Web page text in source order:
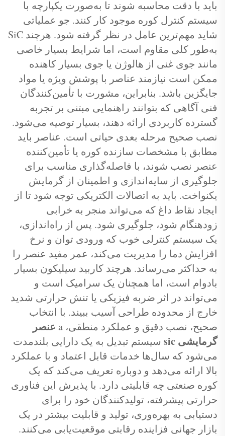
باید با دقت محاسبه شوند تا به‌صورت یکپارچه با
سیستم کنترل کوره موجود کار کنند. جو عملیاتی
شاید مهم‌ترین عامل در نظر گرفته شود. هرچند SiC
به‌طور کلی مقاوم است، اما شرایط بسیار خاصی
مانند جوی غنی از هالوژن یا جوی بسیار کاهنده
ممکن است نیازمند عناصر با پوشش ویژه یا مواد
جایگزین باشد. بنابراین، مشورت با تأمین‌کنندگان
فنی آگاهی که بتوانند راهنمایی مبتنی بر تجربه
گسترده کاربردی ارائه دهند، بسیار توصیه می‌شود.
نصب صحیح مرحله بعدی حیاتی است. عناصر باید
مطابق با مشخصات سازنده کوره یا تأمین‌کننده
عنصر نصب شوند، با فاصله‌گذاری مناسب برای
جلوگیری از سایه‌اندازی و اطمینان از گرمایش
یکنواخت. باید به اتصالات الکتریکی توجه شود تا از
ایجاد نقاط داغ که می‌تواند منجر به خرابی
زودهنگام شود، جلوگیری شود. پس از راه‌اندازی،
یک سیستم کنترلی خوب که ورودی توان و نرخ
افزایش دما را مدیریت می‌کند، عمر مفید عنصر را
به حداکثر می‌رساند. هرچند کاربید سیلیکون بسیار
بادوام است، اما همچنان یک سرامیک است و
می‌تواند در اثر ضربه فیزیکی یا تنش حرارتی شدید
خارج از محدوده طراحی آسیب ببیند. با انتخاب
صحیح، نصب دقیق و عملکرد منطقی، a
عنصر
گرمایشی sic
سیستم تبدیل به یک دارایی بلندمدت
می‌شود که سال‌ها خدمات قابل اعتماد و با عملکرد
بالا ارائه می‌دهد و دوباره تعریف می‌کند که یک
کوره صنعتی چه قابلیتی دارد. با پذیرش این فناوری
حرارتی پیشرفته، تولیدکنندگان خود را برای
دستیابی به بهره‌وری، تولید و قابلیت بیشتر در یک
بازار جهانی فزاینده رقابتی موقعیت‌یابی می‌کنند.